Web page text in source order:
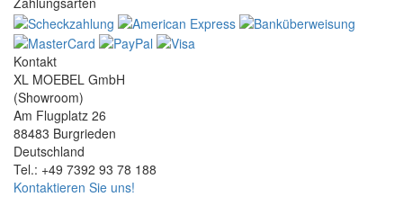
Kontakt
XL MOEBEL GmbH
(Showroom)
Am Flugplatz 26
88483 Burgrieden
Deutschland
Tel.: +49 7392 93 78 188
Kontaktieren Sie uns!